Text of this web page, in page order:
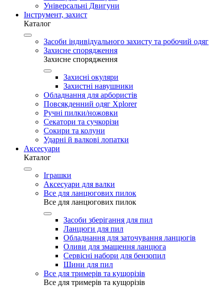
Універсальні Двигуни
Інструмент, захист
Каталог
Засоби індивідуального захисту та робочий одяг
Захисне спорядження
Захисне спорядження
Захисні окуляри
Захистні навушники
Обладнання для арбористів
Повсякденний одяг Xplorer
Ручні пилки/ножовки
Секатори та сучкорізи
Сокири та колуни
Ударні й валкові лопатки
Аксесуари
Каталог
Іграшки
Аксесуари для валки
Все для ланцюгових пилок
Все для ланцюгових пилок
Засоби зберігання для пил
Ланцюги для пил
Обладнання для заточування ланцюгів
Оливи для змащення ланцюга
Сервісні набори для бензопил
Шини для пил
Все для тримерів та кущорізів
Все для тримерів та кущорізів